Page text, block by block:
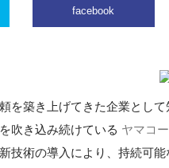
facebook
を築き上げてきた企業とし
吹き込み続けている ヤマコ
技術の導入により、持続可